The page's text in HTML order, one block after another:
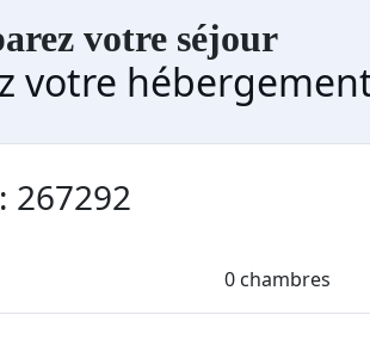
votre séjour
votre
267292
0 chambres